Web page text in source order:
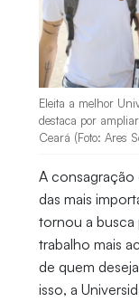
Eleita a melhor
destaca por
Ceará (Foto: Ares
A
das mais
tornou a busca
trabalho mais
de quem
isso, a